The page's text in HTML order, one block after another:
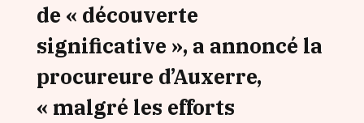
de « découverte
significative », a annoncé la
procureure d’Auxerre,
« malgré les efforts